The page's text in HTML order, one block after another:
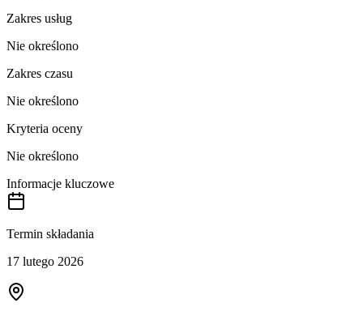
Zakres usług
Nie określono
Zakres czasu
Nie określono
Kryteria oceny
Nie określono
Informacje kluczowe
Termin składania
17 lutego 2026